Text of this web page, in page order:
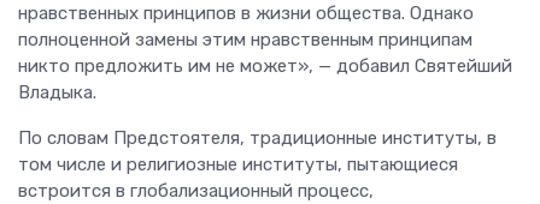
нравственных принципов в жизни общества. Однако
полноценной замены этим нравственным принципам
никто предложить им не может», — добавил Святейший
Владыка.
По словам Предстоятеля, традиционные институты, в
том числе и религиозные институты, пытающиеся
встроится в глобализационный процесс,